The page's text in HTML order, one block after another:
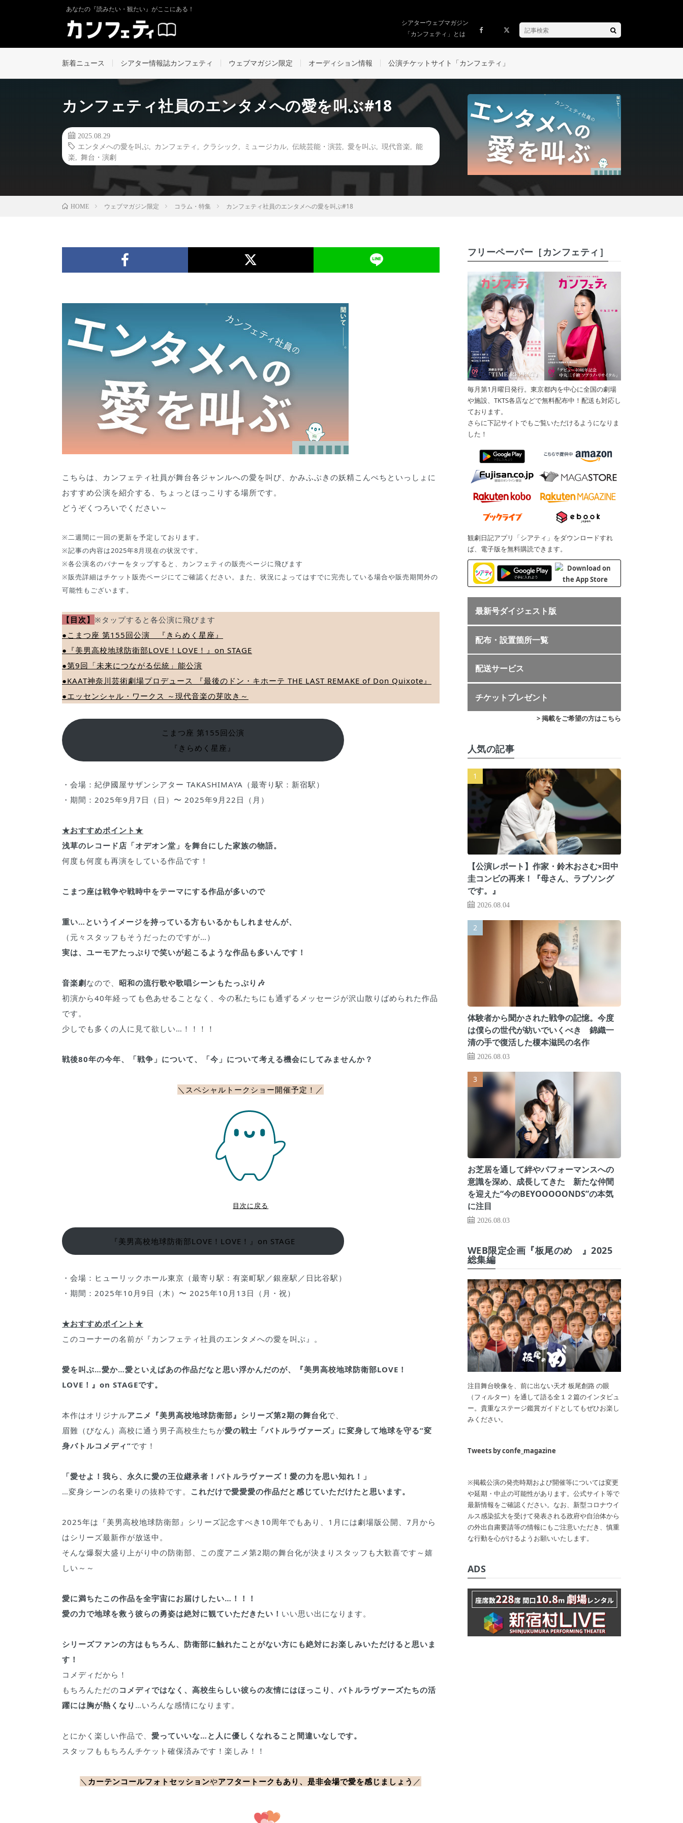
あなたの『読みたい・観たい』がここにある！
シアターウェブマガジン
「カンフェティ」とは
新着ニュース シアター情報誌カンフェティ ウェブマガジン限定 オーディション情報 公演チケットサイト「カンフェティ」
カンフェティ社員のエンタメへの愛を叫ぶ#18
2025.08.29
エンタメへの愛を叫ぶ
カンフェティ クラシック ミュージカル 伝統芸能・演芸 愛を叫ぶ 現代音楽
能
楽
舞台・演劇
HOME ウェブマガジン限定 コラム・特集 カンフェティ社員のエンタメへの愛を叫ぶ#18
こちらは、カンフェティ社員が舞台各ジャンルへの愛を叫び、かみふぶきの妖精こんぺちといっしょに
おすすめ公演を紹介する、ちょっとほっこりする場所です。
どうぞくつろいでください～
※二週間に一回の更新を予定しております。
※記事の内容は2025年8月現在の状況です。
※各公演名のバナーをタップすると、カンフェティの販売ページに飛びます
※販売詳細はチケット販売ページにてご確認ください。また、状況によってはすでに完売している場合や販売期間外の
可能性もございます。
【目次】 ※タップすると各公演に飛びます
●こまつ座 第155回公演 『きらめく星座』
●『美男高校地球防衛部LOVE！LOVE！』on STAGE
●第9回「未来につながる伝統」能公演
●KAAT神奈川芸術劇場プロデュース 『最後のドン・キホーテ THE LAST REMAKE of Don Quixote』
●エッセンシャル・ワークス ～現代音楽の芽吹き～
こまつ座 第155回公演
『きらめく星座』
・会場：紀伊國屋サザンシアター TAKASHIMAYA（最寄り駅：新宿駅）
・期間：2025年9月7日（日）〜 2025年9月22日（月）
★おすすめポイント★
浅草のレコード店「オデオン堂」を舞台にした家族の物語。
何度も何度も再演をしている作品です！
こまつ座は戦争や戦時中をテーマにする作品が多いので
重い…というイメージを持っている方もいるかもしれませんが、
（元々スタッフもそうだったのですが…）
実は、ユーモアたっぷりで笑いが起こるような作品も多いんです！
音楽劇なので、 昭和の流行歌や歌唱シーンもたっぷり🎶
初演から40年経っても色あせることなく、今の私たちにも通ずるメッセージが沢山散りばめられた作品
です。
少しでも多くの人に見て欲しい…！！！！
戦後80年の今年、「戦争」について、「今」について考える機会にしてみませんか？
＼ スペシャルトークショー開催予定！ ／
目次に戻る
『美男高校地球防衛部LOVE！LOVE！』on STAGE
・会場：ヒューリックホール東京（最寄り駅：有楽町駅／銀座駅／日比谷駅）
・期間：2025年10月9日（木）〜 2025年10月13日（月・祝）
★おすすめポイント★
このコーナーの名前が『カンフェティ社員のエンタメへの愛を叫ぶ』。
愛を叫ぶ…愛か…愛といえばあの作品だなと思い浮かんだのが、『美男高校地球防衛部LOVE！
LOVE！』on STAGEです。
本作はオリジナルアニメ『美男高校地球防衛部』シリーズ第2期の舞台化で、
眉難（びなん）高校に通う男子高校生たちが愛の戦士「バトルラヴァーズ」に変身して地球を守る”変
身バトルコメディ”です！
「愛せよ！我ら、永久に愛の王位継承者！バトルラヴァーズ！愛の力を思い知れ！」
…変身シーンの名乗りの抜粋です。 これだけで愛愛愛の作品だと感じていただけたと思います。
2025年は『美男高校地球防衛部』シリーズ記念すべき10周年でもあり、1月には劇場版公開、7月から
はシリーズ最新作が放送中。
そんな爆裂大盛り上がり中の防衛部、この度アニメ第2期の舞台化が決まりスタッフも大歓喜です～嬉
しい～～
愛に満ちたこの作品を全宇宙にお届けしたい…！！！
愛の力で地球を救う彼らの勇姿は絶対に観ていただきたい！ いい思い出になります。
シリーズファンの方はもちろん、防衛部に触れたことがない方にも絶対にお楽しみいただけると思いま
す！
コメディだから！
もちろんただのコメディではなく、高校生らしい彼らの友情にはほっこり、バトルラヴァーズたちの活
躍には胸が熱くなり …いろんな感情になります。
とにかく楽しい作品で、 愛っていいな…と人に優しくなれること間違いなしです。
スタッフももちろんチケット確保済みです！楽しみ！！
＼ カーテンコールフォトセッションやアフタートークもあり、是非会場で愛を感じましょう ／
フリーペーパー［カンフェティ］
毎月第1月曜日発行。東京都内を中心に全国の劇場
や施設、TKTS各店などで無料配布中！配送も対応し
ております。
さらに下記サイトでもご覧いただけるようになりま
した！
観劇日記アプリ「シアティ」をダウンロードすれ
ば、電子版を無料購読できます。
最新号ダイジェスト版
配布・設置箇所一覧
配送サービス
チケットプレゼント
> 掲載をご希望の方はこちら
人気の記事
【公演レポート】作家・鈴木おさむ×田中
圭コンビの再来！『母さん、ラブソング
です。』
2026.08.04
体験者から聞かされた戦争の記憶。今度
は僕らの世代が紡いでいくべき 錦織一
清の手で復活した榎本滋民の名作
2026.08.03
お芝居を通して絆やパフォーマンスへの
意識を深め、成長してきた 新たな仲間
を迎えた“今のBEYOOOOONDS”の本気
に注目
2026.08.03
WEB限定企画『板尾のめ゙』2025
総集編
注目舞台映像を、前に出ない天才 板尾創路 の眼
（フィルター）を通して語る全１２篇のインタビュ
ー。貴重なステージ鑑賞ガイドとしてもぜひお楽し
みください。
Tweets by confe_magazine
※掲載公演の発売時期および開催等については変更
や延期・中止の可能性があります。公式サイト等で
最新情報をご確認ください。なお、新型コロナウイ
ルス感染拡大を受けて発表される政府や自治体から
の外出自粛要請等の情報にもご注意いただき、慎重
な行動を心がけるようお願いいたします。
ADS